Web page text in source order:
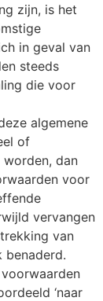
zijn, is het
in geval van
steeds
die voor
algemene
of
dan
voor
vervangen
van
benaderd.
‘naar